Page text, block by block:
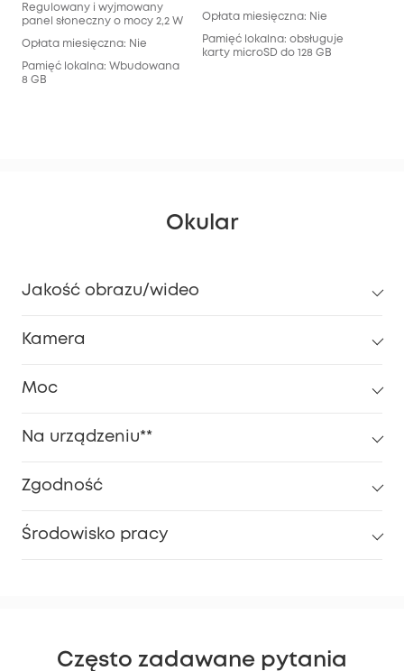
Regulowany i wyjmowany
panel słoneczny o mocy 2,2 W
Opłata miesięczna: Nie
Pamięć lokalna: Wbudowana
8 GB
Opłata miesięczna: Nie
Pamięć lokalna: obsługuje
karty microSD do 128 GB
Okular
Jakość obrazu/wideo
Kamera
Moc
Na urządzeniu**
Zgodność
Środowisko pracy
Często zadawane pytania